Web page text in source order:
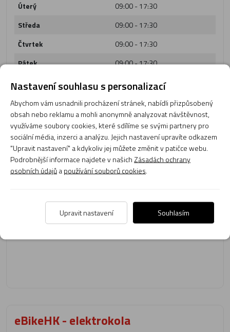
Úterý
09:00 - 17:30
Středa
09:00 - 17:30
Čtvrtek
09:00 - 17:30
Pátek
09:00 - 17:30
Sobota
Neděle
zavřeno
eBikeHK - elektrokola
Nastavení souhlasu s personalizací
Abychom vám usnadnili procházení stránek, nabídli přizpůsobený
obsah nebo reklamu a mohli anonymně analyzovat návštěvnost,
využíváme soubory cookies, které sdílíme se svými partnery pro
sociální média, inzerci a analýzu. Jejich nastavení upravíte odkazem
"Upravit nastavení" a kdykoliv jej můžete změnit v patičce webu.
Podrobnější informace najdete v našich Zásadách ochrany
osobních údajůa používání souborů cookies.
Upravit nastavení Souhlasím